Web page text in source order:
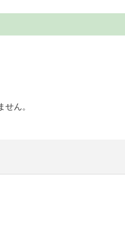
ん。